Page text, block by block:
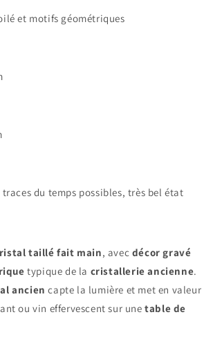
et motifs géométriques
du temps possibles, très bel état
taillé fait main, avec décor gravé
typique de la cristallerie ancienne.
ancien capte la lumière et met en valeur
ou vin effervescent sur unetable de